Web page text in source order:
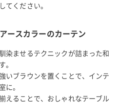
てください。
ースカラーのカーテン
染ませるテクニックが詰まった和
。
いブラウンを置くことで、インテ
に。
えることで、おしゃれなテーブル